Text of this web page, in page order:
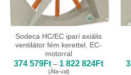
Sodeca HC/EC ipari axiális
ventilátor fém kerettel, EC-
motorral
374 579Ft – 1 822 824Ft
(Áfa-val)